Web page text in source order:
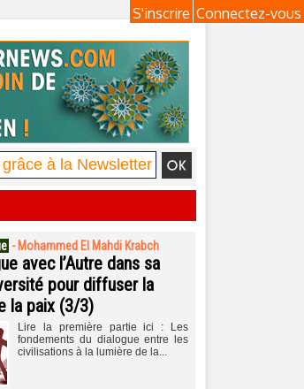
Connectez-vous
S'inscrire
- Mohammed El Mahdi Krabch
avec l’Autre dans sa
pour diffuser la
la paix (3/3)
Lire la première partie ici : Les
fondements du dialogue entre les
civilisations à la lumière de la...